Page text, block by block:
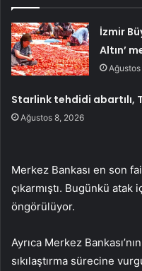
İzmir
Altın’
Starlink tehdidi abartılı,
Ağustos 8, 2026
Merkez Bankası en son
çıkarmıştı. Bugünkü atak
öngörülüyor.
Ayrıca Merkez
sıkılaştırma sürecine